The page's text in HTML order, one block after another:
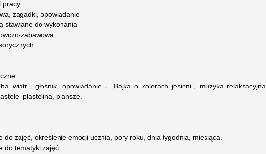
pracy:
zagadki, opowiadanie
stawiane do wykonania
zabawowa
wiatr”, głośnik, opowiadanie - „Bajka o kolorach jesieni”, muzyka relaksacyjna
plastelina, plansze.
do zajęć, określenie emocji ucznia, pory roku, dnia tygodnia, miesiąca.
do tematyki zajęć: